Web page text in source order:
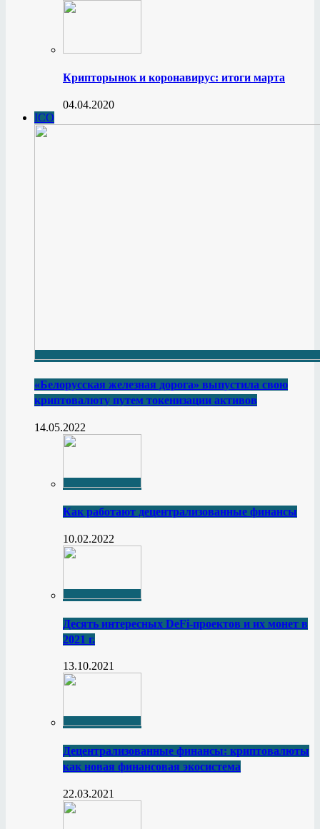
Крипторынок и коронавирус: итоги марта
04.04.2020
ICO
«Белорусская железная дорога» выпустила свою
криптовалюту путем токенизации активов
14.05.2022
Как работают децентрализованные финансы
10.02.2022
Десять интересных DeFi-проектов и их монет в
2021 г.
13.10.2021
Децентрализованные финансы: криптовалюты
как новая финансовая экосистема
22.03.2021